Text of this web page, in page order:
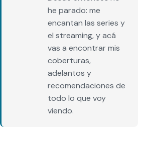
he parado: me
encantan las series y
el streaming, y acá
vas a encontrar mis
coberturas,
adelantos y
recomendaciones de
todo lo que voy
viendo.